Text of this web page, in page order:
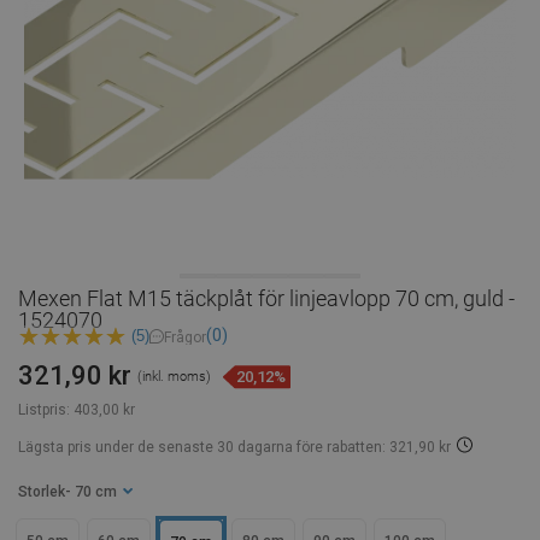
Mexen Flat M15 täckplåt för linjeavlopp 70 cm, guld -
1524070
(5) Frågor(0)
Listpris: 403,00 kr
321,90 kr (inkl. moms) 20,12%
Lägsta pris under de senaste 30 dagarna före rabatten: 321,90 kr
Storlek - 70 cm